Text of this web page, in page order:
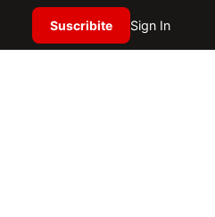
Suscribite Sign In